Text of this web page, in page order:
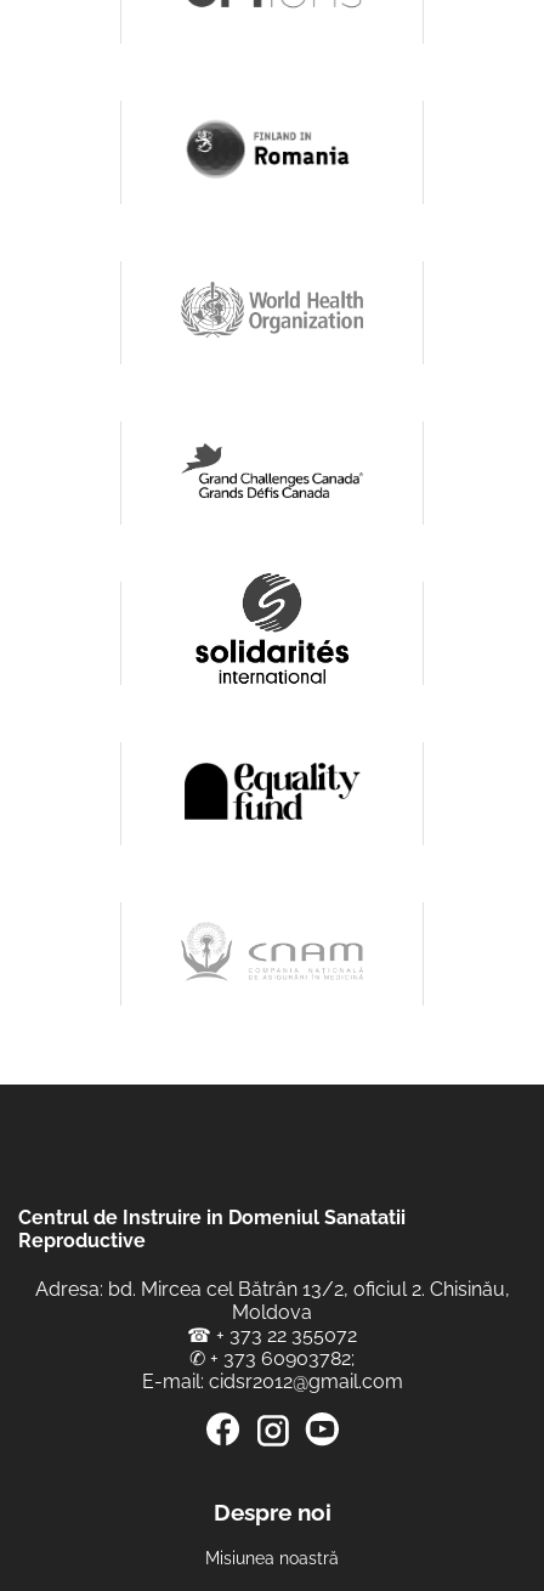
Centrul de Instruire in Domeniul Sanatatii
Reproductive
Adresa: bd. Mircea cel Bătrân 13/2, oficiul 2. Chisinău,
Moldova
☎ + 373 22 355072
✆ + 373 60903782;
E-mail: cidsr2012@gmail.com
Despre noi
Misiunea noastră